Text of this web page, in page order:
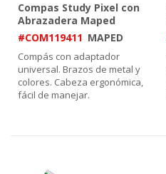
Compas Study Pixel con
Abrazadera Maped
#COM119411 MAPED
Compás con adaptador
universal. Brazos de metal y
colores. Cabeza ergonómica,
fácil de manejar.